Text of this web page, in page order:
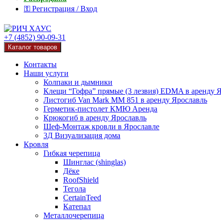
⚿ Регистрация / Вход
+7 (4852) 90-09-31
Каталог товаров
Контакты
Наши услуги
Колпаки и дымники
Клещи “Гофра” прямые (3 лезвия) EDMA в аренду
Листогиб Van Mark MM 851 в аренду Ярославль
Герметик-пистолет КМЮ Аренда
Крюкогиб в аренду Ярославль
Шеф-Монтаж кровли в Ярославле
3Д Визуализация дома
Кровля
Гибкая черепица
Шинглас (shinglas)
Дёке
RoofShield
Тегола
CertainTeed
Катепал
Металлочерепица